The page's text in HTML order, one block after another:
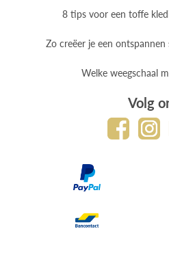
8 tips voor een toffe
Zo creëer je een
Welke weegschaal
Volg